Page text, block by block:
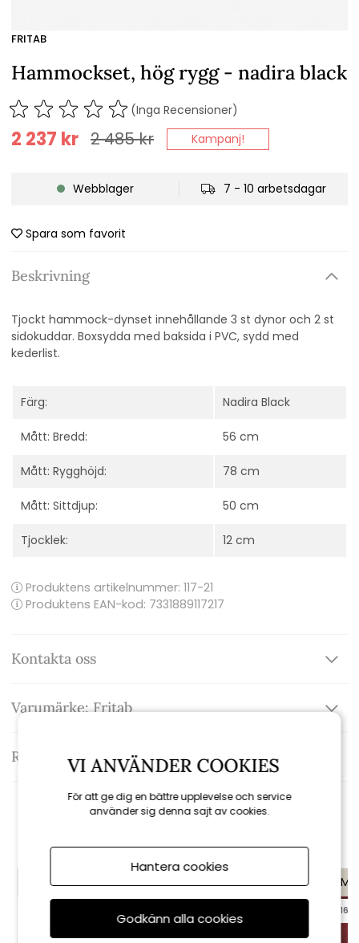
FRITAB
Hammockset, hög rygg - nadira black
(Inga Recensioner)
2 485kr
2 237 kr Kampanj!
Webblager 7 - 10 arbetsdagar
Spara som favorit
Beskrivning
Tjockt hammock-dynset innehållande 3 st dynor och 2 st
sidokuddar. Boxsydda med baksida i PVC, sydd med
kederlist.
Färg: Nadira Black
Mått: Bredd: 56 cm
Mått: Rygghöjd: 78 cm
Mått: Sittdjup: 50 cm
Tjocklek: 12 cm
Produktens artikelnummer: 117-21
Produktens EAN-kod: 7331889117217
Kontakta oss
Varumärke: Fritab
Recensioner
Rekommenderade tillbehör
KAMPANJ KAMPANJ
till 16/8
VI ANVÄNDER COOKIES
För att ge dig en bättre upplevelse och service
använder sig denna sajt av cookies.
Hantera cookies
Godkänn alla cookies